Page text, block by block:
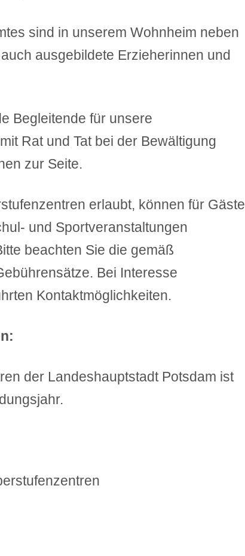
sind in unserem Wohnheim neben
ausgebildete Erzieherinnen und
Begleitende für unsere
Rat und Tat bei der Bewältigung
zur Seite.
erlaubt, können für Gäste
und Sportveranstaltungen
beachten Sie die gemäß
Bei Interesse
Kontaktmöglichkeiten.
der Landeshauptstadt Potsdam ist